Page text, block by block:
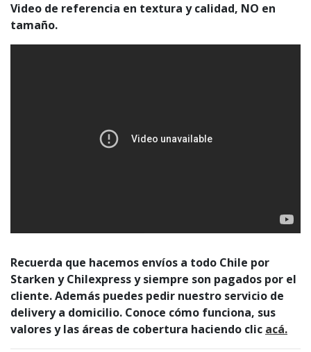
Video de referencia en textura y calidad, NO en
tamaño.
Recuerda que hacemos envíos a todo Chile por
Starken y Chilexpress y siempre son pagados por el
cliente. Además puedes pedir nuestro servicio de
delivery a domicilio. Conoce cómo funciona, sus
valores y las áreas de cobertura haciendo clic acá.